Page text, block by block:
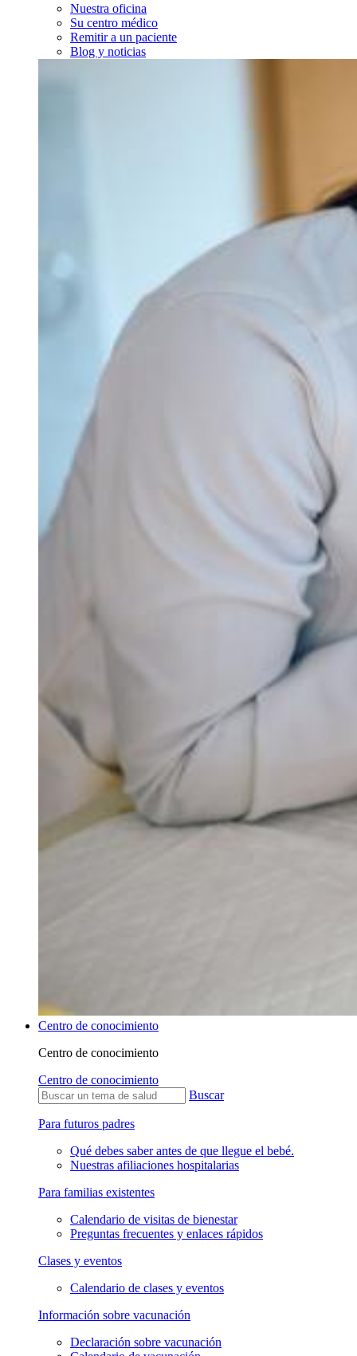
Nuestra oficina
Su centro médico
Remitir a un paciente
Blog y noticias
Centro de conocimiento
Centro de conocimiento
Centro de conocimiento
Buscar
Para futuros padres
Qué debes saber antes de que llegue el bebé.
Nuestras afiliaciones hospitalarias
Para familias existentes
Calendario de visitas de bienestar
Preguntas frecuentes y enlaces rápidos
Clases y eventos
Calendario de clases y eventos
Información sobre vacunación
Declaración sobre vacunación